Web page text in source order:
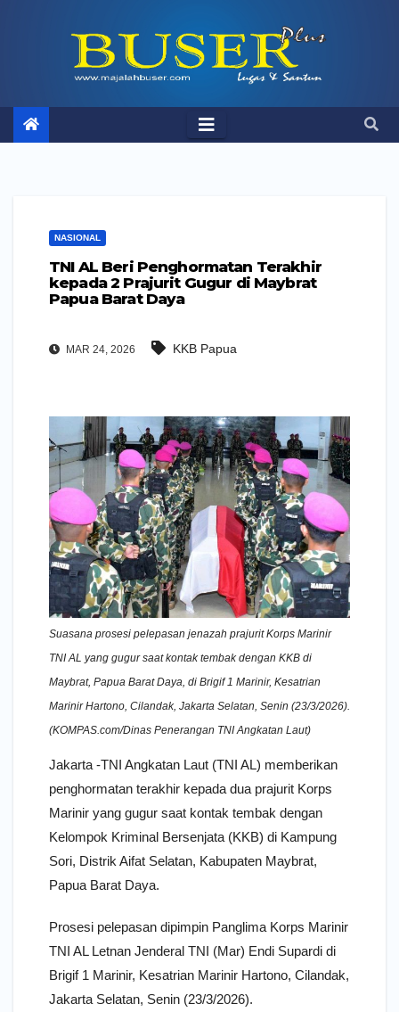
NASIONAL
TNI AL Beri Penghormatan Terakhir
kepada 2 Prajurit Gugur di Maybrat
Papua Barat Daya
MAR 24, 2026 KKB Papua
Suasana prosesi pelepasan jenazah prajurit Korps Marinir
TNI AL yang gugur saat kontak tembak dengan KKB di
Maybrat, Papua Barat Daya, di Brigif 1 Marinir, Kesatrian
Marinir Hartono, Cilandak, Jakarta Selatan, Senin (23/3/2026).
(KOMPAS.com/Dinas Penerangan TNI Angkatan Laut)
Jakarta -TNI Angkatan Laut (TNI AL) memberikan
penghormatan terakhir kepada dua prajurit Korps
Marinir yang gugur saat kontak tembak dengan
Kelompok Kriminal Bersenjata (KKB) di Kampung
Sori, Distrik Aifat Selatan, Kabupaten Maybrat,
Papua Barat Daya.
Prosesi pelepasan dipimpin Panglima Korps Marinir
TNI AL Letnan Jenderal TNI (Mar) Endi Supardi di
Brigif 1 Marinir, Kesatrian Marinir Hartono, Cilandak,
Jakarta Selatan, Senin (23/3/2026).